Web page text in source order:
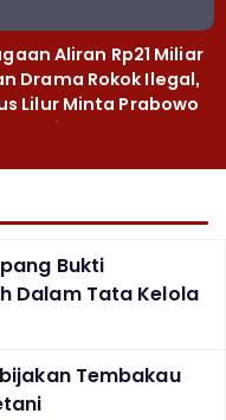
Aliran Rp21 Miliar
Drama Rokok Ilegal,
Lilur Minta Prabowo
Bertindak Tegas
Bukti
Dalam Tata Kelola
Tembakau